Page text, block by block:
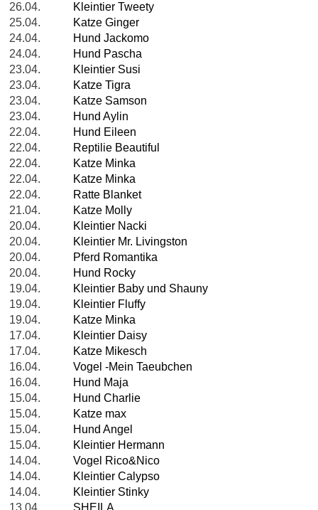
26.04.
Kleintier Tweety
25.04.
Katze Ginger
24.04.
Hund Jackomo
24.04.
Hund Pascha
23.04.
Kleintier Susi
23.04.
Katze Tigra
23.04.
Katze Samson
23.04.
Hund Aylin
22.04.
Hund Eileen
22.04.
Reptilie Beautiful
22.04.
Katze Minka
22.04.
Katze Minka
22.04.
Ratte Blanket
21.04.
Katze Molly
20.04.
Kleintier Nacki
20.04.
Kleintier Mr. Livingston
20.04.
Pferd Romantika
20.04.
Hund Rocky
19.04.
Kleintier Baby und Shauny
19.04.
Kleintier Fluffy
19.04.
Katze Minka
17.04.
Kleintier Daisy
17.04.
Katze Mikesch
16.04.
Vogel -Mein Taeubchen
16.04.
Hund Maja
15.04.
Hund Charlie
15.04.
Katze max
15.04.
Hund Angel
15.04.
Kleintier Hermann
14.04.
Vogel Rico&Nico
14.04.
Kleintier Calypso
14.04.
Kleintier Stinky